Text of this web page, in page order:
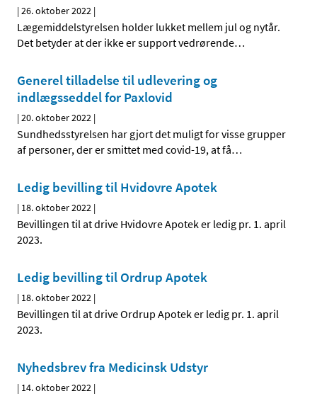
|26. oktober 2022 |
Lægemiddelstyrelsen holder lukket mellem jul og nytår.
Det betyder at der ikke er support vedrørende…
Generel tilladelse til udlevering og
indlægsseddel for Paxlovid
|20. oktober 2022 |
Sundhedsstyrelsen har gjort det muligt for visse grupper
af personer, der er smittet med covid-19, at få…
Ledig bevilling til Hvidovre Apotek
| 18. oktober 2022 |
Bevillingen til at drive Hvidovre Apotek er ledig pr. 1. april
2023.
Ledig bevilling til Ordrup Apotek
| 18. oktober 2022 |
Bevillingen til at drive Ordrup Apotek er ledig pr. 1. april
2023.
Nyhedsbrev fra Medicinsk Udstyr
| 14. oktober 2022 |